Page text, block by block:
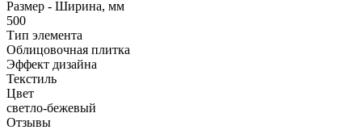
Размер - Ширина, мм
500
Тип элемента
Облицовочная плитка
Эффект дизайна
Текстиль
Цвет
светло-бежевый
Отзывы